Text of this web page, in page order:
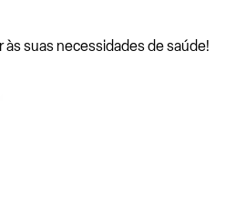
às suas necessidades de saúde!